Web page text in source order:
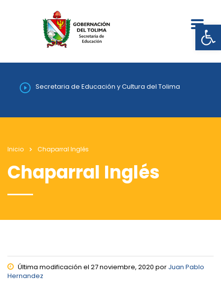
Secretaria de Educación y Cultura del Tolima
Inicio Chaparral Inglés
Chaparral Inglés
Última modificación el 27 noviembre, 2020 por Juan Pablo
Hernandez